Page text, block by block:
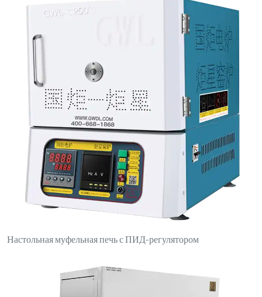
Настольная муфельная печь с ПИД-регулятором
Электрическая печь с боковым открыванием и двойными